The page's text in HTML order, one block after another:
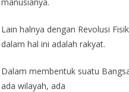
Lain halnya dengan Revolusi
dalam hal ini adalah rakyat.
Dalam membentuk suatu
ada wilayah, ada